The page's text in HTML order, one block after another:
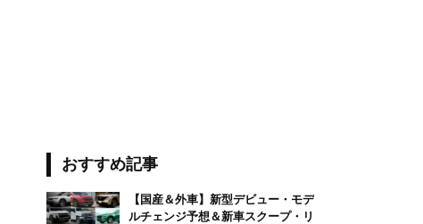
おすすめ記事
【国産＆外車】新型デビュー・モデ
ルチェンジ予想＆新車スクープ・リ